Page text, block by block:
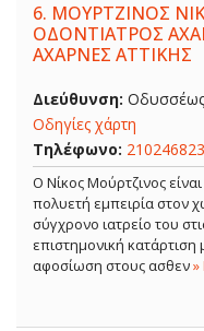
6. ΜΟΥΡΤΖΙΝΟΣ
ΟΔΟΝΤΙΑΤΡΟΣ
ΑΧΑΡΝΕΣ ΑΤΤΙΚΗΣ
Διεύθυνση: Οδυσσέως
Οδηγίες χάρτη
Τηλέφωνο:
Ο Νίκος Μούρτζινος
πολυετή εμπειρία στον
σύγχρονο ιατρείο του
επιστημονική
αφοσίωση στους ασθεν»